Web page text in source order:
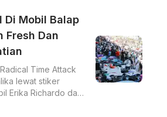
Di Mobil Balap
Fresh Dan
Time Attack
lewat stiker
Erika Richardo dan
Wakil Menteri